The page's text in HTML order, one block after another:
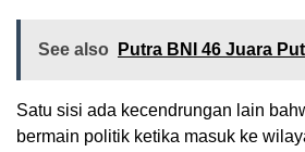
See also Putra BNI 46 Juara
Satu sisi ada kecendrungan lain
bermain politik ketika masuk ke